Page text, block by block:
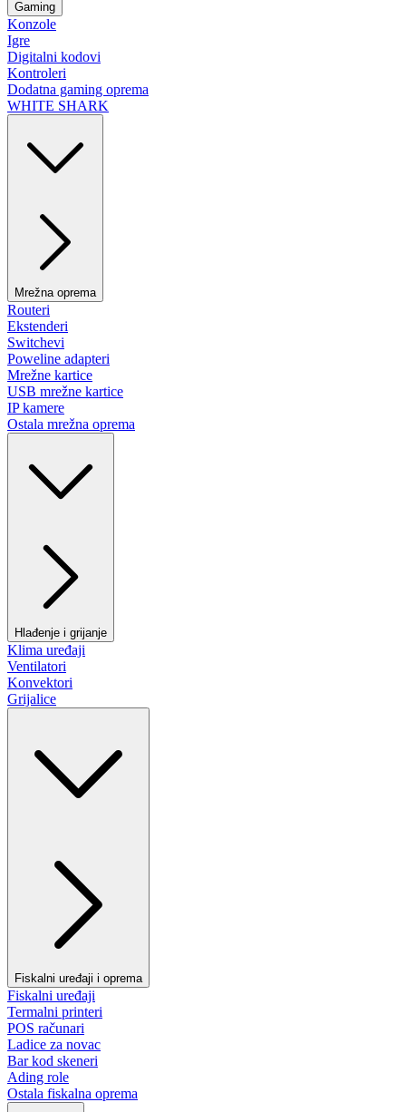
Gaming
Konzole
Igre
Digitalni kodovi
Kontroleri
Dodatna gaming oprema
WHITE SHARK
Mrežna oprema
Routeri
Ekstenderi
Switchevi
Poweline adapteri
Mrežne kartice
USB mrežne kartice
IP kamere
Ostala mrežna oprema
Hlađenje i grijanje
Klima uređaji
Ventilatori
Konvektori
Grijalice
Fiskalni uređaji i oprema
Fiskalni uređaji
Termalni printeri
POS računari
Ladice za novac
Bar kod skeneri
Ading role
Ostala fiskalna oprema